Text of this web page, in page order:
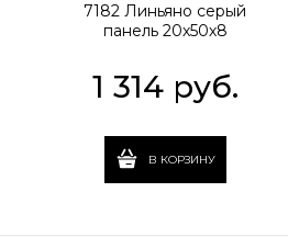
7182 Линьяно серый
панель 20х50х8
1 314 руб.
В КОРЗИНУ